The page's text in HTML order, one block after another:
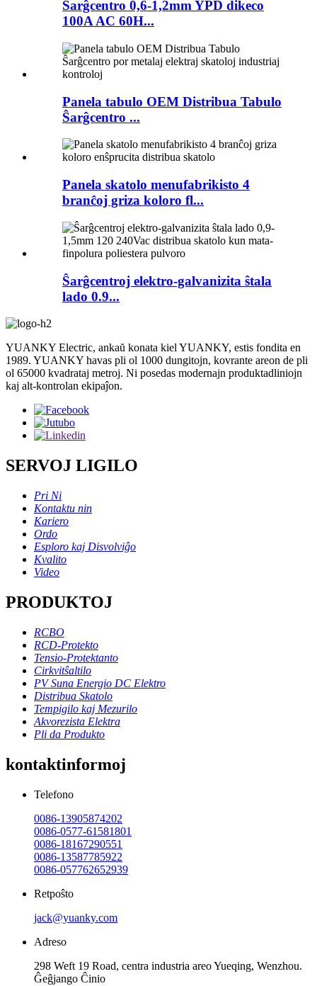
Ŝarĝcentro 0,6-1,2mm YPD dikeco
100A AC 60H...
Panela tabulo OEM Distribua Tabulo
Ŝarĝcentro ...
Panela skatolo menufabrikisto 4
branĉoj griza koloro fl...
Ŝarĝcentroj elektro-galvanizita ŝtala
lado 0.9...
YUANKY Electric, ankaŭ konata kiel YUANKY, estis fondita en
1989. YUANKY havas pli ol 1000 dungitojn, kovrante areon de pli
ol 65000 kvadrataj metroj. Ni posedas modernajn produktadliniojn
kaj alt-kontrolan ekipaĵon.
SERVOJ LIGILO
Pri Ni
Kontaktu nin
Kariero
Ordo
Esploro kaj Disvolviĝo
Kvalito
Video
PRODUKTOJ
RCBO
RCD-Protekto
Tensio-Protektanto
Cirkvitŝaltilo
PV Suna Energio DC Elektro
Distribua Skatolo
Tempigilo kaj Mezurilo
Akvorezista Elektra
Pli da Produkto
kontaktinformoj
Telefono
0086-13905874202
0086-0577-61581801
0086-18167290551
0086-13587785922
0086-057762652939
Retpoŝto
jack@yuanky.com
Adreso
298 Weft 19 Road, centra industria areo Yueqing, Wenzhou.
Ĝeĝjango Ĉinio